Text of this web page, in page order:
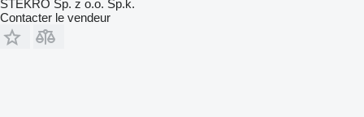
STEKRO Sp. z o.o. Sp.k.
Contacter le vendeur